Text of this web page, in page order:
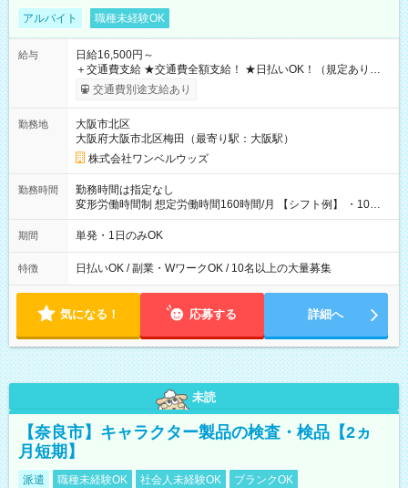
アルバイト 職種未経験OK
給与
日給16,500円～
＋交通費支給 ★交通費全額支給！ ★日払いOK！（規定あり） ┗
働いたその日に現金GET♪ お仕事後はコンビニATMから 日払
交通費別途支給あり
勤務地
大阪市北区
大阪府大阪市北区梅田（最寄り駅：大阪駅）
株式会社ワンベルウッズ
勤務時間
勤務時間は指定なし
変形労働時間制 想定労働時間160時間/月 【シフト例】 ・10：
00～20：00
期間 単発・1日のみOK
特徴 日払いOK / 副業・WワークOK / 10名以上の大量募集
気になる！ 応募する 詳細へ
未読
【奈良市】キャラクター製品の検査・検品【2ヵ
月短期】
派遣 職種未経験OK 社会人未経験OK ブランクOK